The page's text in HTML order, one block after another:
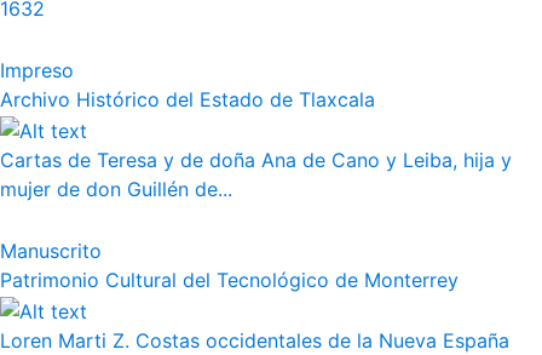
1632
Impreso
Archivo Histórico del Estado de Tlaxcala
Cartas de Teresa y de doña Ana de Cano y Leiba, hija y
mujer de don Guillén de...
Manuscrito
Patrimonio Cultural del Tecnológico de Monterrey
Loren Marti Z. Costas occidentales de la Nueva España